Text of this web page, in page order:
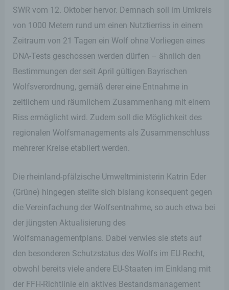
SWR vom 12. Oktober hervor. Demnach soll im Umkreis
von 1000 Metern rund um einen Nutztierriss in einem
Zeitraum von 21 Tagen ein Wolf ohne Vorliegen eines
DNA-Tests geschossen werden dürfen – ähnlich den
Bestimmungen der seit April gültigen Bayrischen
Wolfsverordnung, gemäß derer eine Entnahme in
zeitlichem und räumlichem Zusammenhang mit einem
Riss ermöglicht wird. Zudem soll die Möglichkeit des
regionalen Wolfsmanagements als Zusammenschluss
mehrerer Kreise etabliert werden.
Die rheinland-pfälzische Umweltministerin Katrin Eder
(Grüne) hingegen stellte sich bislang konsequent gegen
die Vereinfachung der Wolfsentnahme, so auch etwa bei
der jüngsten Aktualisierung des
Wolfsmanagementplans. Dabei verwies sie stets auf
den besonderen Schutzstatus des Wolfs im EU-Recht,
obwohl bereits viele andere EU-Staaten im Einklang mit
der FFH-Richtlinie ein aktives Bestandsmanagement